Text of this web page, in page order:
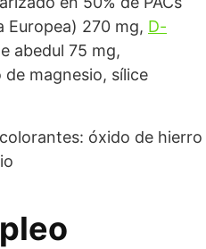
Europea) 270 mg, D-
abedul 75 mg,
magnesio, sílice
óxido de hierro